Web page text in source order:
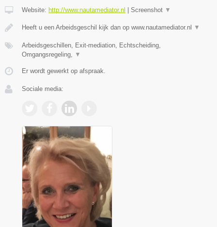
Website: http://www.nautamediator.nl Screenshot ▼
Heeft u een Arbeidsgeschil kijk dan op www.nautamediator.nl ▼
Arbeidsgeschillen, Exit-mediation, Echtscheiding,
Omgangsregeling,
▼
Er wordt gewerkt op afspraak.
Sociale media: